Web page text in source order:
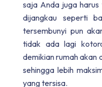
saja Anda juga
dijangkau seperti
tersembunyi pun
tidak ada lagi
demikian rumah akan
sehingga lebih
yang tersisa.